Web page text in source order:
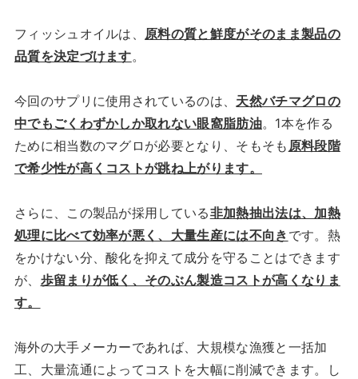
フィッシュオイルは、 原料の質と鮮度がそのまま製品の
品質を決定づけます。
今回のサプリに使用されているのは、 天然バチマグロの
中でもごくわずかしか取れない眼窩脂肪油。1本を作る
ために相当数のマグロが必要となり、そもそも 原料段階
で希少性が高くコストが跳ね上がります。
さらに、この製品が採用している非加熱抽出法は、加熱
処理に比べて効率が悪く、大量生産には不向き です。熱
をかけない分、酸化を抑えて成分を守ることはできます
が、 歩留まりが低く、そのぶん製造コストが高くなりま
す。
海外の大手メーカーであれば、大規模な漁獲と一括加
工、大量流通によってコストを大幅に削減できます。し